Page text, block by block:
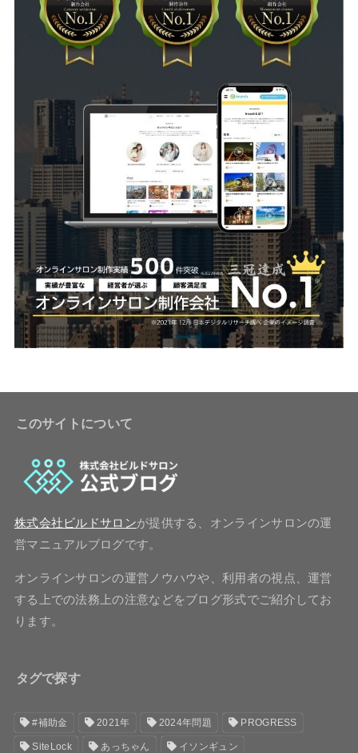
このサイトについて
株式会社ビルドサロンが提供する、オンラインサロンの運
営マニュアルブログです。
オンラインサロンの運営ノウハウや、利用者の視点、運営
する上での法務上の注意などをブログ形式でご紹介してお
ります。
タグで探す
#補助金 2021年 2024年問題 PROGRESS
SiteLock あっちゃん イソンギュン